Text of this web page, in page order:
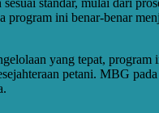
program ini benar-benar
yang tepat, program
petani. MBG